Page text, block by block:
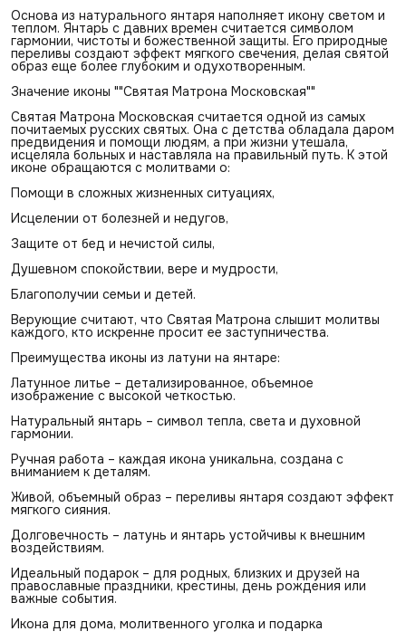
Основа из натурального янтаря наполняет икону светом и
теплом. Янтарь с давних времен считается символом
гармонии, чистоты и божественной защиты. Его природные
переливы создают эффект мягкого свечения, делая святой
образ еще более глубоким и одухотворенным.
Значение иконы ""Святая Матрона Московская""
Святая Матрона Московская считается одной из самых
почитаемых русских святых. Она с детства обладала даром
предвидения и помощи людям, а при жизни утешала,
исцеляла больных и наставляла на правильный путь. К этой
иконе обращаются с молитвами о:
Помощи в сложных жизненных ситуациях,
Исцелении от болезней и недугов,
Защите от бед и нечистой силы,
Душевном спокойствии, вере и мудрости,
Благополучии семьи и детей.
Верующие считают, что Святая Матрона слышит молитвы
каждого, кто искренне просит ее заступничества.
Преимущества иконы из латуни на янтаре:
Латунное литье – детализированное, объемное
изображение с высокой четкостью.
Натуральный янтарь – символ тепла, света и духовной
гармонии.
Ручная работа – каждая икона уникальна, создана с
вниманием к деталям.
Живой, объемный образ – переливы янтаря создают эффект
мягкого сияния.
Долговечность – латунь и янтарь устойчивы к внешним
воздействиям.
Идеальный подарок – для родных, близких и друзей на
православные праздники, крестины, день рождения или
важные события.
Икона для дома, молитвенного уголка и подарка